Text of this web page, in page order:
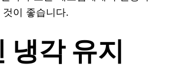
이 좋습니다.
냉각 유지